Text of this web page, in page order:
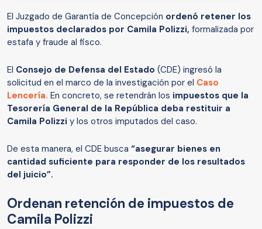
El Juzgado de Garantía de Concepción ordenó retener los
impuestos declarados por Camila Polizzi, formalizada por
estafa y fraude al fisco.
El Consejo de Defensa del Estado (CDE) ingresó la
solicitud en el marco de la investigación por el Caso
Lencería. En concreto, se retendrán los impuestos que la
Tesorería General de la República deba restituir a
Camila Polizzi y los otros imputados del caso.
De esta manera, el CDE busca “asegurar bienes en
cantidad suficiente para responder de los resultados
del juicio”.
Ordenan retención de impuestos de
Camila Polizzi